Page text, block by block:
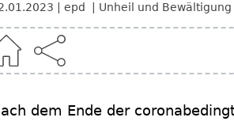
epd Unheil und Bewältigung
dem Ende der